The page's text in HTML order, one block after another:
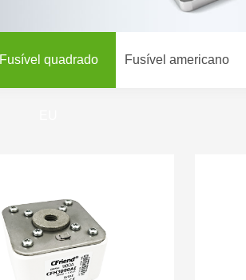
Fusível quadrado Fusível americano